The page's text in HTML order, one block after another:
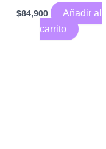
$84,900
Añadir al
carrito